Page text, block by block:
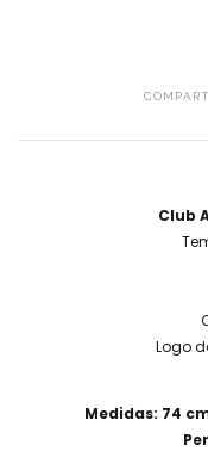
Club
Logo
Medidas: 74